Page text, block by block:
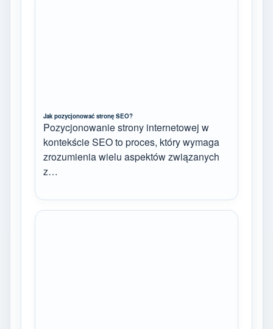
Jak pozycjonować stronę SEO?
Pozycjonowanie strony internetowej w
kontekście SEO to proces, który wymaga
zrozumienia wielu aspektów związanych
z…